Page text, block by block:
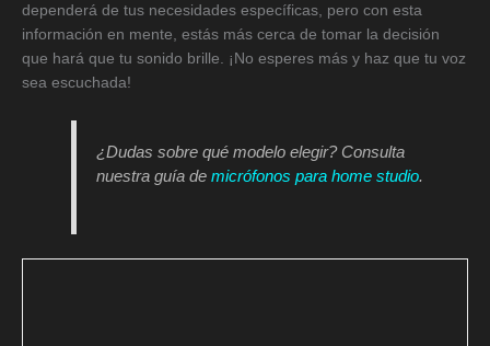
dependerá de tus necesidades específicas, pero con esta
información en mente, estás más cerca de tomar la decisión
que hará que tu sonido brille. ¡No esperes más y haz que tu voz
sea escuchada!
¿Dudas sobre qué modelo elegir? Consulta
nuestra guía demicrófonos para home studio.